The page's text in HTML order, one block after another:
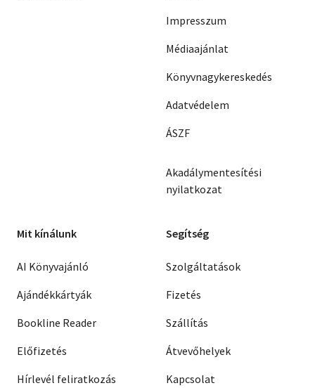
Impresszum
Médiaajánlat
Könyvnagykereskedés
Adatvédelem
ÁSZF
Akadálymentesítési
nyilatkozat
Mit kínálunk
AI Könyvajánló
Ajándékkártyák
Bookline Reader
Előfizetés
Hírlevél feliratkozás
Segítség
Szolgáltatások
Fizetés
Szállítás
Átvevőhelyek
Kapcsolat